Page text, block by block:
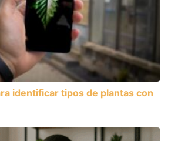
identificar tipos de plantas con